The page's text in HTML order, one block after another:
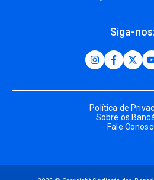
Siga-nos:
Política de
Sobre os
Fale